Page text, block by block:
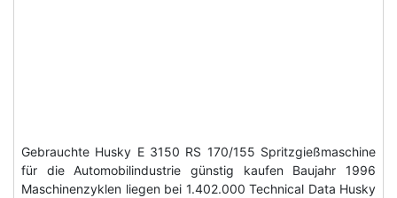
Gebrauchte Husky E 3150 RS 170/155 Spritzgießmaschine
für die Automobilindustrie günstig kaufen Baujahr 1996
Maschinenzyklen liegen bei 1.402.000 Technical Data Husky